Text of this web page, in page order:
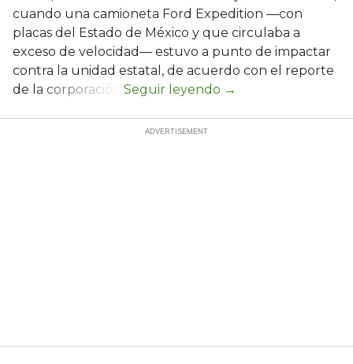
cuando una camioneta Ford Expedition —con
placas del Estado de México y que circulaba a
exceso de velocidad— estuvo a punto de impactar
contra la unidad estatal, de acuerdo con el reporte
de la corporación.